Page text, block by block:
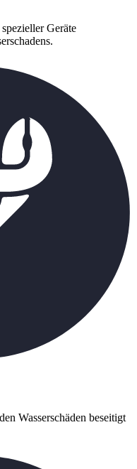
Geräte
Wasserschäden beseitigt